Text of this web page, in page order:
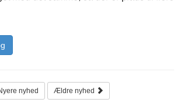
nyhed Ældre nyhed